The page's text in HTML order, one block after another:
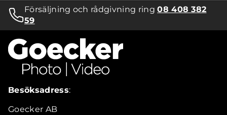
Försäljning och rådgivning ring08 408 382
59
Besöksadress:
Goecker AB